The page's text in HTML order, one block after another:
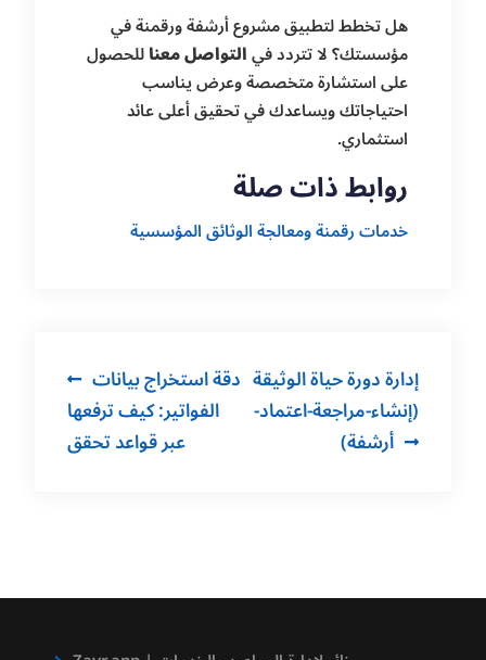
هل تخطط لتطبيق مشروع أرشفة ورقمنة في
مؤسستك؟ لا تتردد فيالتواصل معناللحصول
على استشارة متخصصة وعرض يناسب
احتياجاتك ويساعدك في تحقيق أعلى عائد
استثماري.
روابط ذات صلة
خدمات رقمنة ومعالجة الوثائق المؤسسية
Post
navigation
دقة استخراج بيانات
الفواتير: كيف ترفعها
عبر قواعد تحقق
إدارة دورة حياة الوثيقة
(إنشاء-مراجعة-اعتماد-
أرشفة)